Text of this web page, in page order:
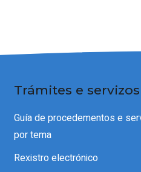
Trámites e servizos
Guía de procedementos e
por tema
Rexistro electrónico